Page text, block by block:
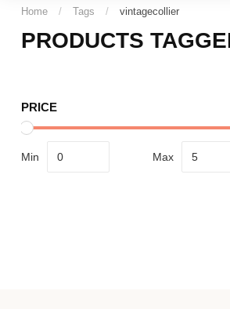
Home / Tags / vintagecollier
PRODUCTS
PRICE
Min Max